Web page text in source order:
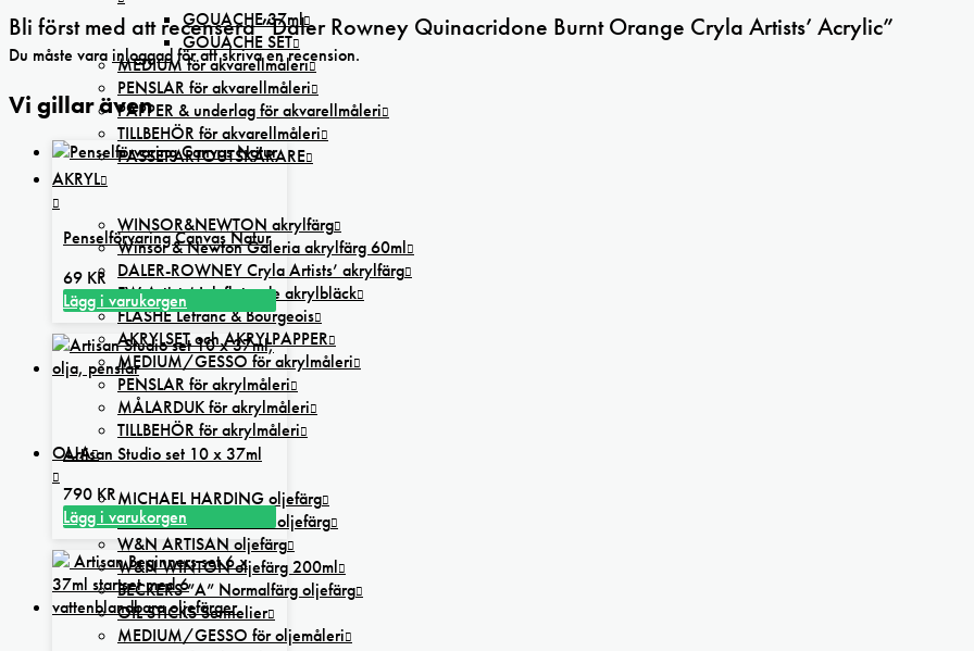
GOUACHE 37ml
GOUACHE SET
MEDIUM för akvarellmåleri
PENSLAR för akvarellmåleri
PAPPER & underlag för akvarellmåleri
TILLBEHÖR för akvarellmåleri
PASSEPARTOUTSKÄRARE
AKRYL
WINSOR&NEWTON akrylfärg
Winsor & Newton Galeria akrylfärg 60ml
DALER-ROWNEY Cryla Artists’ akrylfärg
FW Artists’ Ink flytande akrylbläck
FLASHE Lefranc & Bourgeois
AKRYLSET och AKRYLPAPPER
MEDIUM/GESSO för akrylmåleri
PENSLAR för akrylmåleri
MÅLARDUK för akrylmåleri
TILLBEHÖR för akrylmåleri
OLJA
MICHAEL HARDING oljefärg
SENNELIER Extra Fine oljefärg
W&N ARTISAN oljefärg
W&N WINTON oljefärg 200ml
BECKERS ”A” Normalfärg oljefärg
OIL STICKS Sennelier
MEDIUM/GESSO för oljemåleri
Bli först med att recensera ”Daler Rowney Quinacridone Burnt Orange Cryla Artists’ Acrylic”
Du måste varainloggadför att skriva en recension.
Vi gillar även
Penselförvaring Canvas Natur
69 KR
Lägg i varukorgen
Artisan Studio set 10 x 37ml
790 KR
Lägg i varukorgen